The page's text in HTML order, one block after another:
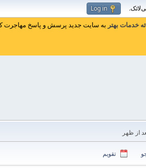
.
Log in
خدمات بهتر به سایت جدید پرسش و پاسخ مهاجرت
تقویم